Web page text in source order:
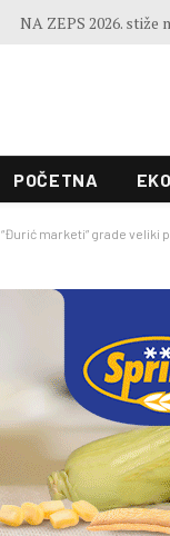
POČETNA
“Đurić marketi” grade veliki